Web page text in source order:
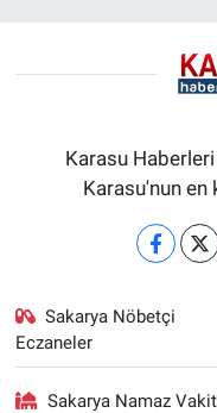
Karasu
Karasu'nun en
Sakarya Nöbetçi
Eczaneler
Sakarya Namaz